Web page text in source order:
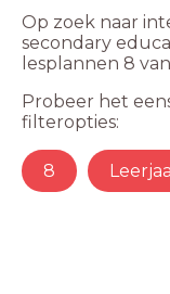
Op zoek naar
secondary
lesplannen 8
Probeer het
filteropties:
8